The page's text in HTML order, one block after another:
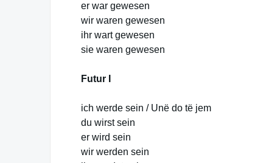
er war gewesen
wir waren gewesen
ihr wart gewesen
sie waren gewesen
Futur I
ich werde sein / Unë do të jem
du wirst sein
er wird sein
wir werden sein